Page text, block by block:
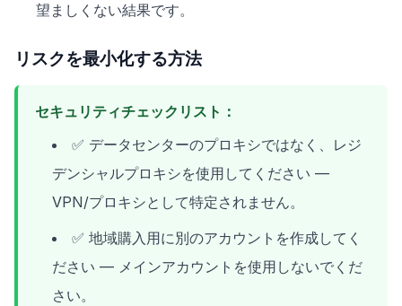
望ましくない結果です。
リスクを最小化する方法
セキュリティチェックリスト：
✅ データセンターのプロキシではなく、レジ
デンシャルプロキシを使用してください —
VPN/プロキシとして特定されません。
✅ 地域購入用に別のアカウントを作成してく
ださい — メインアカウントを使用しないでくだ
さい。